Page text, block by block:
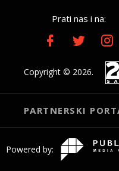
Prati nas i na:
Copyright © 2026.
PARTNERSKI
Powered by: